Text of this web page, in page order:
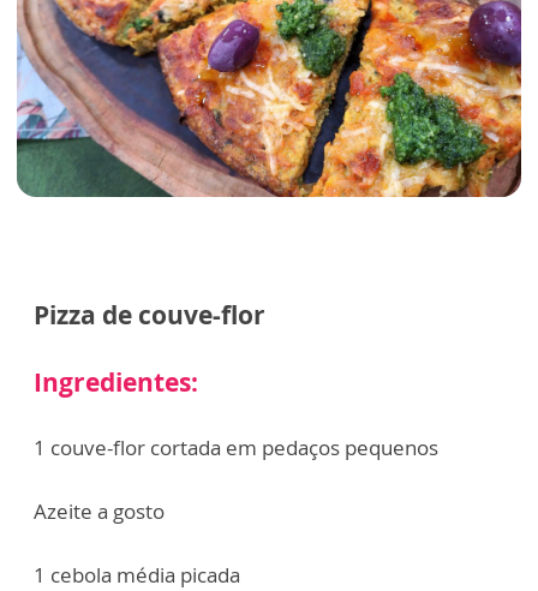
Pizza de couve-flor
Ingredientes:
1 couve-flor cortada em pedaços pequenos
Azeite a gosto
1 cebola média picada